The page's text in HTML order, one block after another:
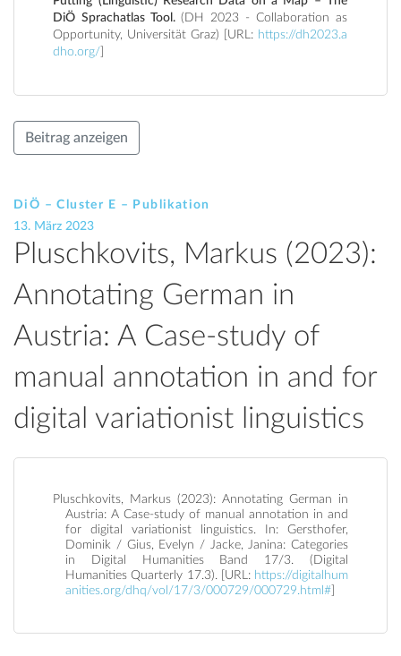
DiÖ Sprachatlas Tool. (DH 2023 - Collaboration as
Opportunity, Universität Graz) [URL: https://dh2023.a
dho.org/
Beitrag anzeigen
DiÖ – Cluster E – Publikation
13. März 2023
Pluschkovits, Markus (2023):
Annotating German in
Austria: A Case-study of
manual annotation in and for
digital variationist linguistics
Pluschkovits, Markus (2023): Annotating German in
Austria: A Case-study of manual annotation in and
for digital variationist linguistics. In: Gersthofer,
Dominik / Gius, Evelyn / Jacke, Janina: Categories
in Digital Humanities Band 17/3. (Digital
Humanities Quarterly 17.3). [URL: https://digitalhum
anities.org/dhq/vol/17/3/000729/000729.html#